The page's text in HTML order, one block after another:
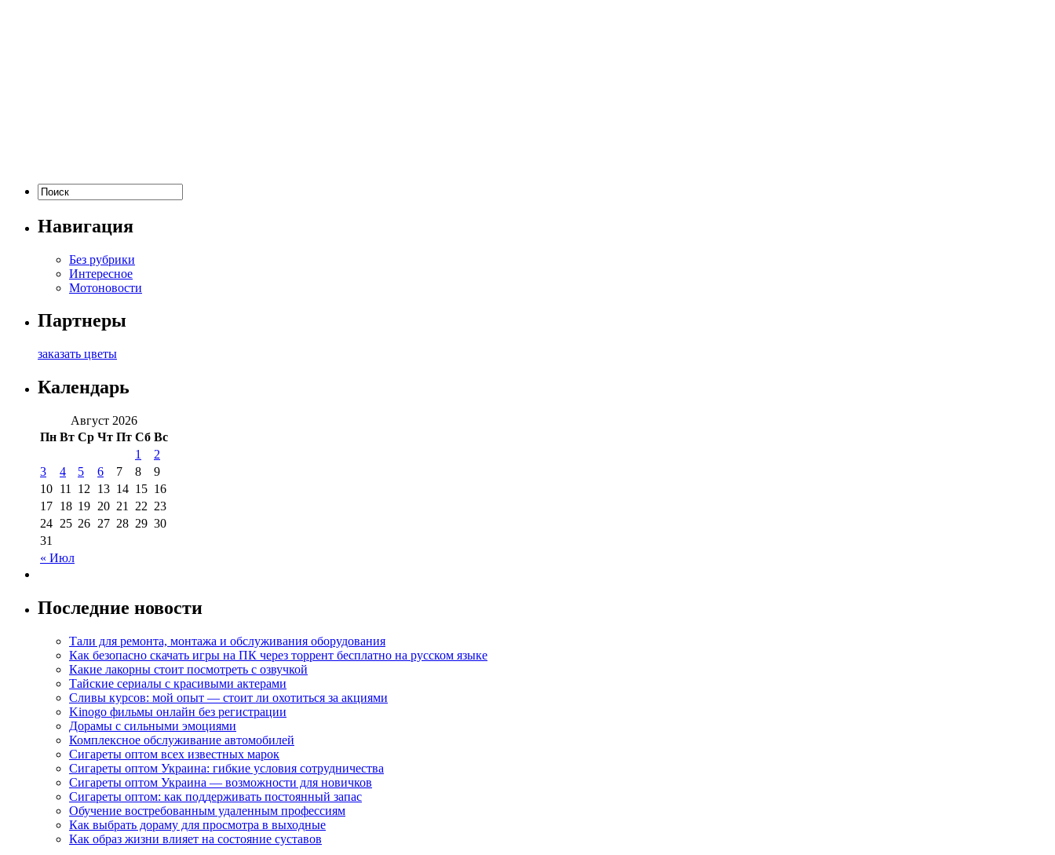
Навигация
Без рубрики
Интересное
Мотоновости
Партнеры
заказать цветы
Календарь
Август 2026
Пн Вт Ср Чт Пт Сб Вс
« Июл
1
2
3
4 5 6 7 8
9
10 11 12 13 14 15 16
17 18 19 20 21 22 23
24 25 26 27 28 29 30
31
Последние новости
Тали для ремонта, монтажа и обслуживания оборудования
Как безопасно скачать игры на ПК через торрент бесплатно на русском языке
Какие лакорны стоит посмотреть с озвучкой
Тайские сериалы с красивыми актерами
Сливы курсов: мой опыт — стоит ли охотиться за акциями
Kinogo фильмы онлайн без регистрации
Дорамы с сильными эмоциями
Комплексное обслуживание автомобилей
Сигареты оптом всех известных марок
Сигареты оптом Украина: гибкие условия сотрудничества
Сигареты оптом Украина — возможности для новичков
Сигареты оптом: как поддерживать постоянный запас
Обучение востребованным удаленным профессиям
Как выбрать дораму для просмотра в выходные
Как образ жизни влияет на состояние суставов